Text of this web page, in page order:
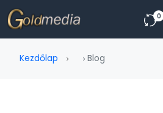
0
Kezdőlap Blog